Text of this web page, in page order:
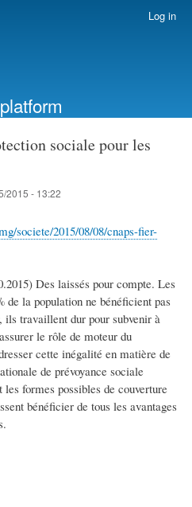
Log in
sociale pour les
2015 - 13:22
societe/2015/08/08/cnaps-fier-
Des laissés pour compte. Les
de la population ne bénéficient pas
travaillent dur pour subvenir à
le rôle de moteur du
cette inégalité en matière de
de prévoyance sociale
formes possibles de couverture
bénéficier de tous les avantages